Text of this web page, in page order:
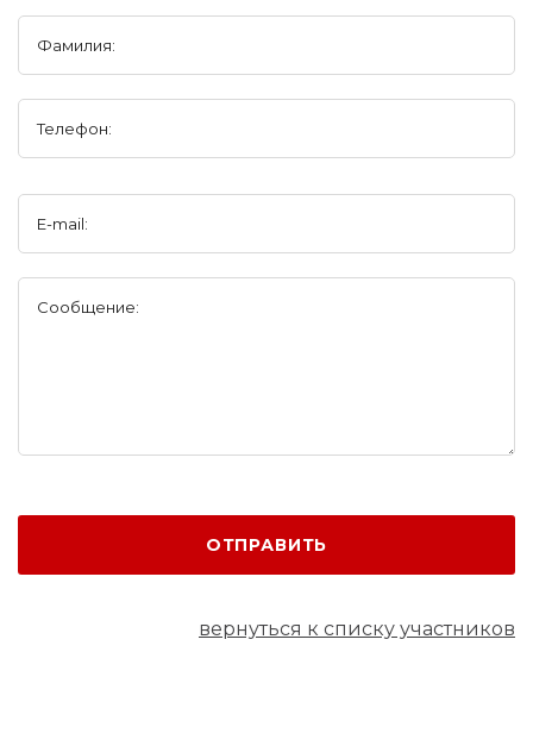
Фамилия:
Телефон:
E-mail:
Сообщение:
ОТПРАВИТЬ
вернуться к списку участников